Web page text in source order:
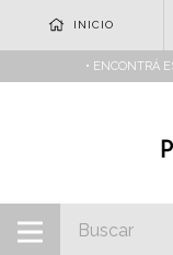
INICIO
• ENCONTRÁ